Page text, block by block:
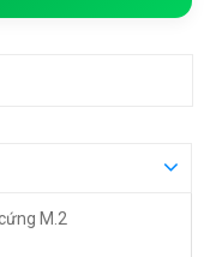
M.2